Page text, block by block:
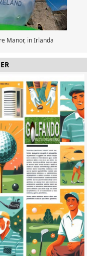
Manor, in Irlanda